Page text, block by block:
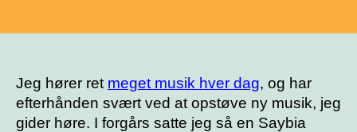
Jeg hører ret meget musik hver dag, og har
efterhånden svært ved at opstøve ny musik, jeg
gider høre. I forgårs satte jeg så en Saybia